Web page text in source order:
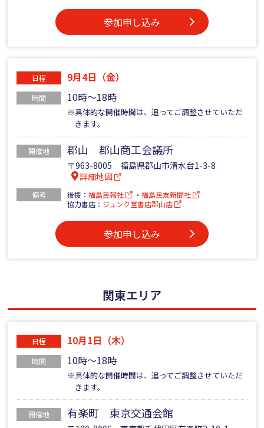
参加申し込み
日程 9月4日（金）
時間 10時～18時
※具体的な開催時間は、追ってご調整させていただ
きます。
開催地 郡山 郡山商工会議所
〒963-8005 福島県郡山市清水台1-3-8
詳細地図
備考 後援：福島民報社 ・福島民友新聞社
協力書店： ジュンク堂書店郡山店
参加申し込み
関東エリア
日程 10月1日（木）
時間 10時～18時
※具体的な開催時間は、追ってご調整させていただ
きます。
開催地 有楽町 東京交通会館